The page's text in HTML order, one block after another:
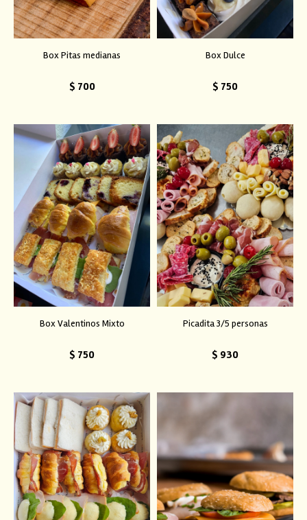
Box Pitas medianas
$ 700
Box Dulce
$ 750
Box Valentinos Mixto
$ 750
Picadita 3/5 personas
$ 930